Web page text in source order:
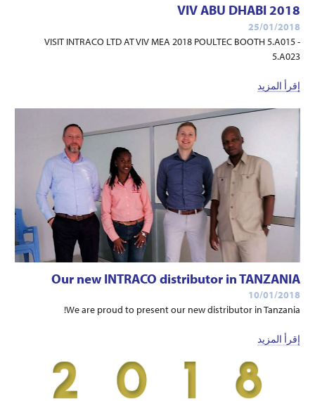
VIV ABU DHABI 2018
25/01/2018
VISIT INTRACO LTD AT VIV MEA 2018 POULTEC BOOTH 5.A015 -
5.A023
إقرأ المزيد
Our new INTRACO distributor in TANZANIA
10/01/2018
We are proud to present our new distributor in Tanzania!
إقرأ المزيد